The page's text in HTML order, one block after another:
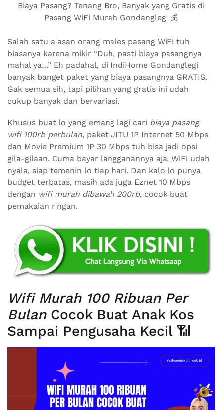
Biaya Pasang? Tenang Bro, Banyak yang Gratis di
Pasang WiFi Murah Gondanglegi 💰
Salah satu alasan orang males pasang WiFi tuh
biasanya karena mikir “Duh, pasti biaya pasangnya
mahal ya…” Eh padahal, di IndiHome Gondanglegi
banyak banget paket yang biaya pasangnya GRATIS.
Gak semua sih, tapi pilihan yang gratis ini udah
cukup banyak dan bervariasi.
Khusus buat lo yang emang lagi cari biaya pasang
wifi 100rb perbulan, paket JITU 1P Internet 50 Mbps
dan Movie Premium 1P 30 Mbps tuh bisa jadi opsi
gila-gilaan. Cuma bayar langganannya aja, WiFi udah
nyala, siap temenin lo tiap hari. Dan kalo lo punya
budget terbatas, masih ada juga Eznet 10 Mbps
dengan wifi murah dibawah 200rb, cocok buat
pemakaian ringan.
Wifi Murah 100 Ribuan Per
BulanCocok Buat Anak Kos
Sampai Pengusaha Kecil 📶